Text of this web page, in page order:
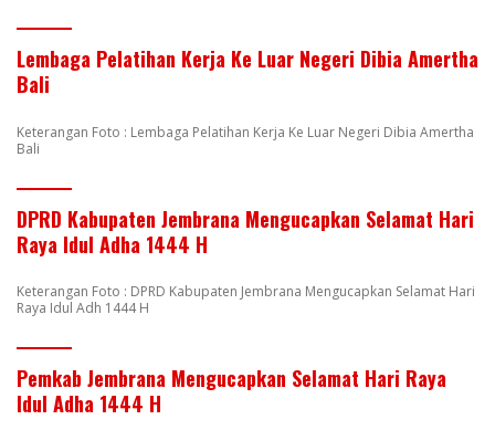
Lembaga Pelatihan Kerja Ke Luar Negeri Dibia Amertha
Bali
Keterangan Foto : Lembaga Pelatihan Kerja Ke Luar Negeri Dibia Amertha
Bali
DPRD Kabupaten Jembrana Mengucapkan Selamat Hari
Raya Idul Adha 1444 H
Keterangan Foto : DPRD Kabupaten Jembrana Mengucapkan Selamat Hari
Raya Idul Adh 1444 H
Pemkab Jembrana Mengucapkan Selamat Hari Raya
Idul Adha 1444 H